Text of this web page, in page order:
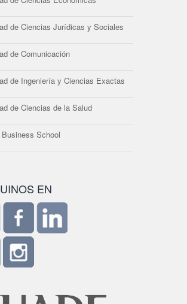
de Ciencias Jurídicas y Sociales
de Comunicación
de Ingeniería y Ciencias Exactas
de Ciencias de la Salud
School
EN